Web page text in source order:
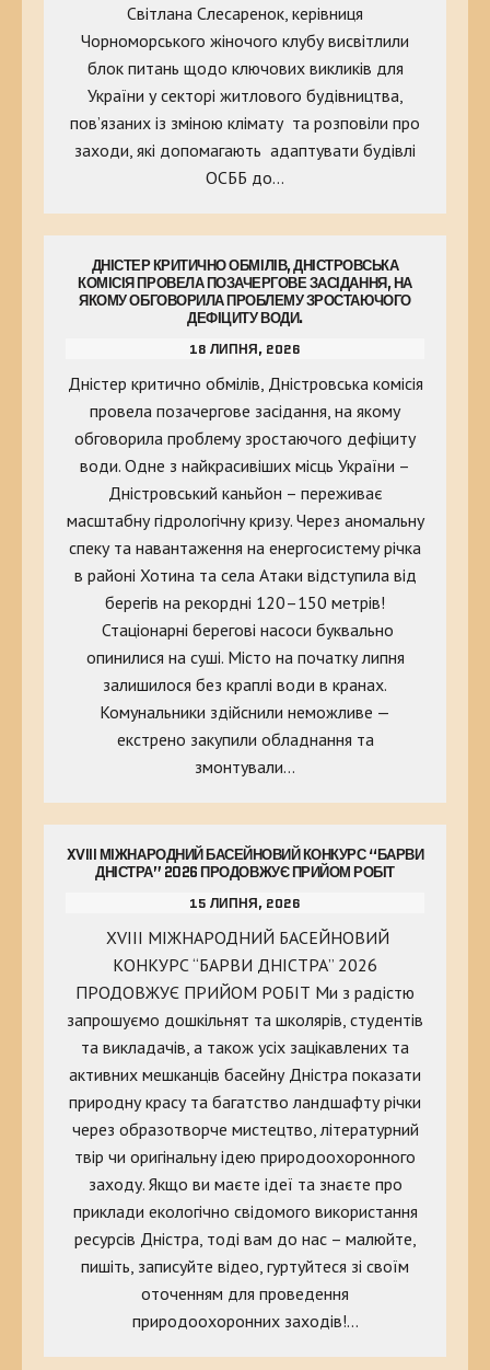
Світлана Слесаренок, керівниця
Чорноморського жіночого клубу висвітлили
блок питань щодо ключових викликів для
України у секторі житлового будівництва,
пов’язаних із зміною клімату та розповіли про
заходи, які допомагають адаптувати будівлі
ОСББ до…
ДНІСТЕР КРИТИЧНО ОБМІЛІВ, ДНІСТРОВСЬКА
КОМІСІЯ ПРОВЕЛА ПОЗАЧЕРГОВЕ ЗАСІДАННЯ, НА
ЯКОМУ ОБГОВОРИЛА ПРОБЛЕМУ ЗРОСТАЮЧОГО
ДЕФІЦИТУ ВОДИ.
18 ЛИПНЯ, 2026
Дністер критично обмілів, Дністровська комісія
провела позачергове засідання, на якому
обговорила проблему зростаючого дефіциту
води. Одне з найкрасивіших місць України –
Дністровський каньйон – переживає
масштабну гідрологічну кризу. Через аномальну
спеку та навантаження на енергосистему річка
в районі Хотина та села Атаки відступила від
берегів на рекордні 120–150 метрів!
Стаціонарні берегові насоси буквально
опинилися на суші. Місто на початку липня
залишилося без краплі води в кранах.
Комунальники здійснили неможливе —
екстрено закупили обладнання та
змонтували…
XVIII МІЖНАРОДНИЙ БАСЕЙНОВИЙ КОНКУРС “БАРВИ
ДНІСТРА” 2026 ПРОДОВЖУЄ ПРИЙОМ РОБІТ
15 ЛИПНЯ, 2026
XVIII МІЖНАРОДНИЙ БАСЕЙНОВИЙ
КОНКУРС “БАРВИ ДНІСТРА” 2026
ПРОДОВЖУЄ ПРИЙОМ РОБІТ Ми з радістю
запрошуємо дошкільнят та школярів, студентів
та викладачів, а також усіх зацікавлених та
активних мешканців басейну Дністра показати
природну красу та багатство ландшафту річки
через образотворче мистецтво, літературний
твір чи оригінальну ідею природоохоронного
заходу. Якщо ви маєте ідеї та знаєте про
приклади екологічно свідомого використання
ресурсів Дністра, тоді вам до нас – малюйте,
пишіть, записуйте відео, гуртуйтеся зі своїм
оточенням для проведення
природоохоронних заходів!…